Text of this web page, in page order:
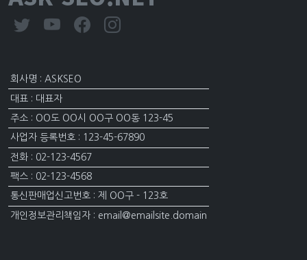
회사명 : ASKSEO
대표 : 대표자
주소 : OO도 OO시 OO구 OO동 123-45
사업자 등록번호 : 123-45-67890
전화 : 02-123-4567
팩스 : 02-123-4568
통신판매업신고번호 : 제 OO구 - 123호
개인정보관리책임자 : email@emailsite.domain